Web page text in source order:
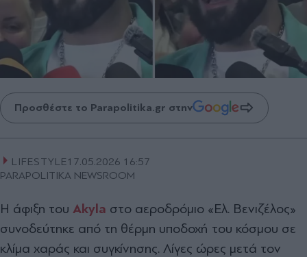
Προσθέστε το Parapolitika.gr στην
LIFESTYLE17.05.2026 16:57
PARAPOLITIKA NEWSROOM
Η άφιξη του Akyla στο αεροδρόμιο «Ελ. Βενιζέλος»
συνοδεύτηκε από τη θέρμη υποδοχή του κόσμου σε
κλίμα χαράς και συγκίνησης. Λίγες ώρες μετά τον